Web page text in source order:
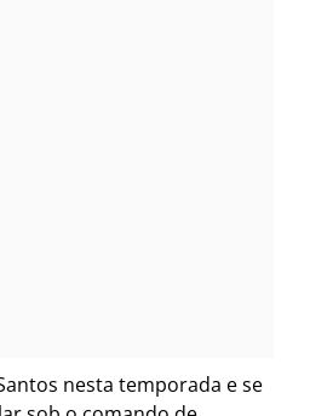
nesta temporada e se